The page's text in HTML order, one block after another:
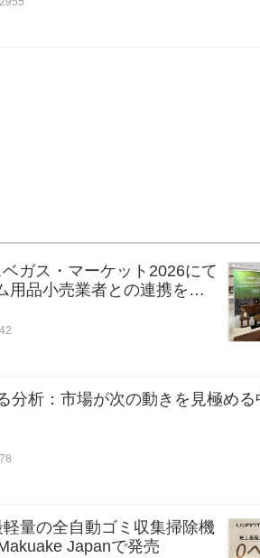
ガス・マーケット2026にて
用品小売業者との連携を拡
42
分析：市場が次の動きを見極め
78
量の全自動ゴミ収集掃除機
Japanで発売